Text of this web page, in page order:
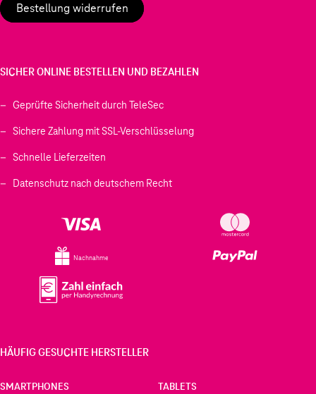
Bestellung widerrufen
SICHER ONLINE BESTELLEN UND BEZAHLEN
Geprüfte Sicherheit durch TeleSec
Sichere Zahlung mit SSL-Verschlüsselung
Schnelle Lieferzeiten
Datenschutz nach deutschem Recht
Nachnahme
HÄUFIG GESUCHTE HERSTELLER
SMARTPHONES TABLETS